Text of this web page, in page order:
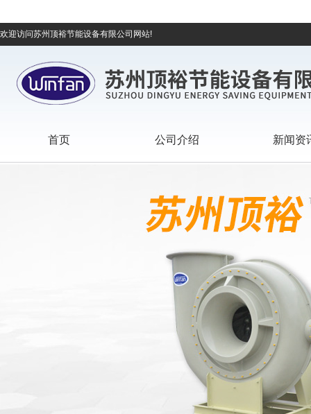
欢迎访问苏州顶裕节能设备有限公司网站!
首页 公司介绍 新闻资